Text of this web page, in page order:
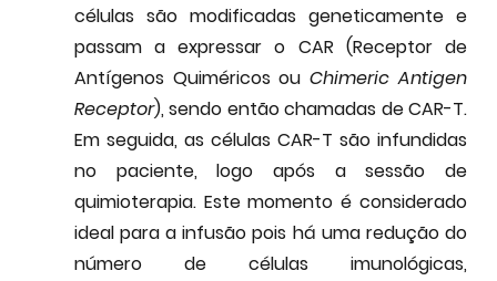
células são modificadas geneticamente e
passam a expressar o CAR (Receptor de
Antígenos Quiméricos ou Chimeric Antigen
Receptor), sendo então chamadas de CAR-T.
Em seguida, as células CAR-T são infundidas
no paciente, logo após a sessão de
quimioterapia. Este momento é considerado
ideal para a infusão pois há uma redução do
número de células imunológicas,